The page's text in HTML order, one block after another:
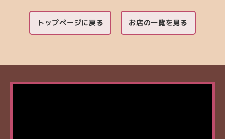
トップページに戻る お店の一覧を見る